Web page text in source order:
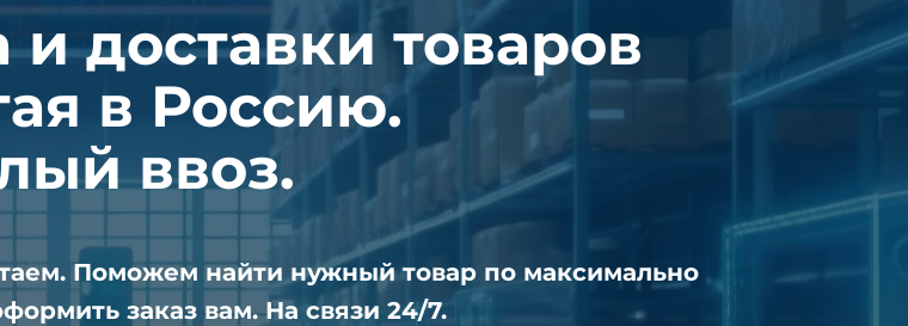
и доставки товаров
в Россию.
ввоз.
Поможем найти нужный товар по максимально
заказ вам. На связи 24/7.